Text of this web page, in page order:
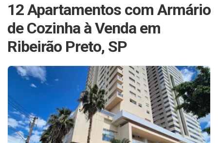
12 Apartamentos com Armário
de Cozinha à Venda em
Ribeirão Preto, SP